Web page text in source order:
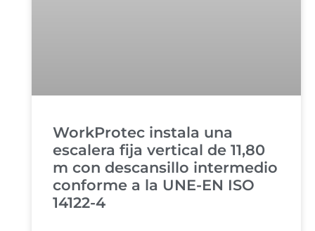
WorkProtec instala una
escalera fija vertical de 11,80
m con descansillo intermedio
conforme a la UNE-EN ISO
14122-4